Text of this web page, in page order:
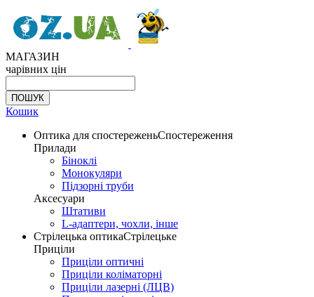
МАГАЗИН
чарівних цін
Кошик
Оптика для спостереженьСпостереження
Прилади
Біноклі
Монокуляри
Підзорні труби
Аксесуари
Штативи
L-адаптери, чохли, інше
Стрілецька оптикаСтрілецьке
Приціли
Приціли оптичні
Приціли коліматорні
Приціли лазерні (ЛЦВ)